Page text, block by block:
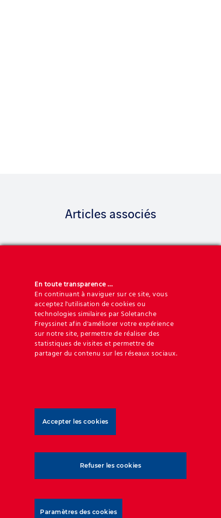
Articles associés
Pologne
juillet 17th, 2023
Côte d’Ivoire
juillet 17th, 2023
En toute transparence …
En continuant à naviguer sur ce site, vous
acceptez l'utilisation de cookies ou
technologies similaires par Soletanche
Freyssinet afin d'améliorer votre expérience
sur notre site, permettre de réaliser des
statistiques de visites et permettre de
partager du contenu sur les réseaux sociaux.
Accepter les cookies
Refuser les cookies
Paramètres des cookies